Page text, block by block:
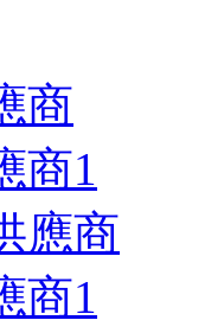
商
商1
應商
商1